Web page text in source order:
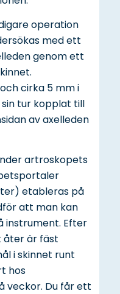
operation
med ett
genom ett
cirka 5 mm i
tur kopplat till
av axelleden
artroskopets
etableras på
att man kan
instrument. Efter
åter är fäst
i skinnet runt
hos
veckor. Du får ett